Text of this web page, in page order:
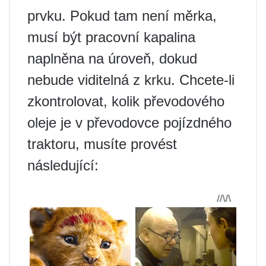
prvku. Pokud tam není měrka,
musí být pracovní kapalina
naplněna na úroveň, dokud
nebude viditelná z krku. Chcete-li
zkontrolovat, kolik převodového
oleje je v převodovce pojízdného
traktoru, musíte provést
následující: